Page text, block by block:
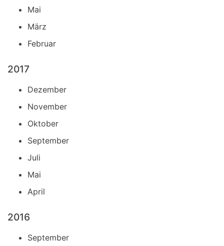
Mai
März
Februar
2017
Dezember
November
Oktober
September
Juli
Mai
April
2016
September